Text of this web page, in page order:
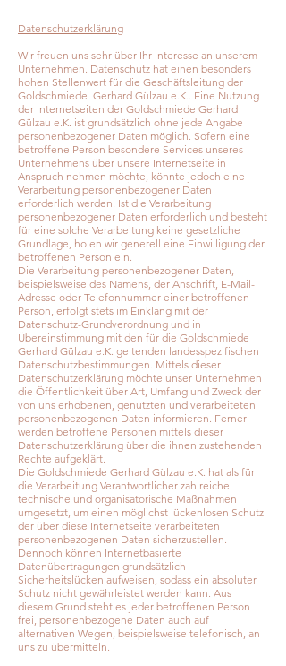
Datenschutzerklärung
Wir freuen uns sehr über Ihr Interesse an unserem
Unternehmen. Datenschutz hat einen besonders
hohen Stellenwert für die Geschäftsleitung der
Goldschmiede Gerhard Gülzau e.K.. Eine Nutzung
der Internetseiten der Goldschmiede Gerhard
Gülzau e.K. ist grundsätzlich ohne jede Angabe
personenbezogener Daten möglich. Sofern eine
betroffene Person besondere Services unseres
Unternehmens über unsere Internetseite in
Anspruch nehmen möchte, könnte jedoch eine
Verarbeitung personenbezogener Daten
erforderlich werden. Ist die Verarbeitung
personenbezogener Daten erforderlich und besteht
für eine solche Verarbeitung keine gesetzliche
Grundlage, holen wir generell eine Einwilligung der
betroffenen Person ein.
Die Verarbeitung personenbezogener Daten,
beispielsweise des Namens, der Anschrift, E-Mail-
Adresse oder Telefonnummer einer betroffenen
Person, erfolgt stets im Einklang mit der
Datenschutz-Grundverordnung und in
Übereinstimmung mit den für die Goldschmiede
Gerhard Gülzau e.K. geltenden landesspezifischen
Datenschutzbestimmungen. Mittels dieser
Datenschutzerklärung möchte unser Unternehmen
die Öffentlichkeit über Art, Umfang und Zweck der
von uns erhobenen, genutzten und verarbeiteten
personenbezogenen Daten informieren. Ferner
werden betroffene Personen mittels dieser
Datenschutzerklärung über die ihnen zustehenden
Rechte aufgeklärt.
Die Goldschmiede Gerhard Gülzau e.K. hat als für
die Verarbeitung Verantwortlicher zahlreiche
technische und organisatorische Maßnahmen
umgesetzt, um einen möglichst lückenlosen Schutz
der über diese Internetseite verarbeiteten
personenbezogenen Daten sicherzustellen.
Dennoch können Internetbasierte
Datenübertragungen grundsätzlich
Sicherheitslücken aufweisen, sodass ein absoluter
Schutz nicht gewährleistet werden kann. Aus
diesem Grund steht es jeder betroffenen Person
frei, personenbezogene Daten auch auf
alternativen Wegen, beispielsweise telefonisch, an
uns zu übermitteln.